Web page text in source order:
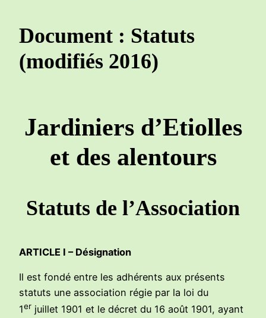
Document : Statuts
(modifiés 2016)
Jardiniers d’Etiolles
et des alentours
Statuts de l’Association
ARTICLE I – Désignation
Il est fondé entre les adhérents aux présents
statuts une association régie par la loi du
1er juillet 1901 et le décret du 16 août 1901, ayant